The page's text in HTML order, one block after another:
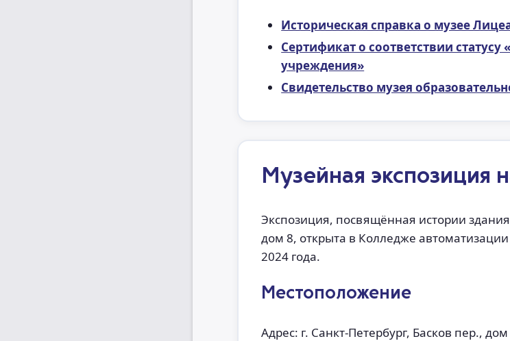
Историческая справка о музее
Сертификат о соответствии статусу
учреждения»
Свидетельство музея
Музейная экспозиция
Экспозиция, посвящённая истории
дом 8, открыта в Колледже
2024 года.
Местоположение
Адрес: г. Санкт-Петербург, Басков пер.,